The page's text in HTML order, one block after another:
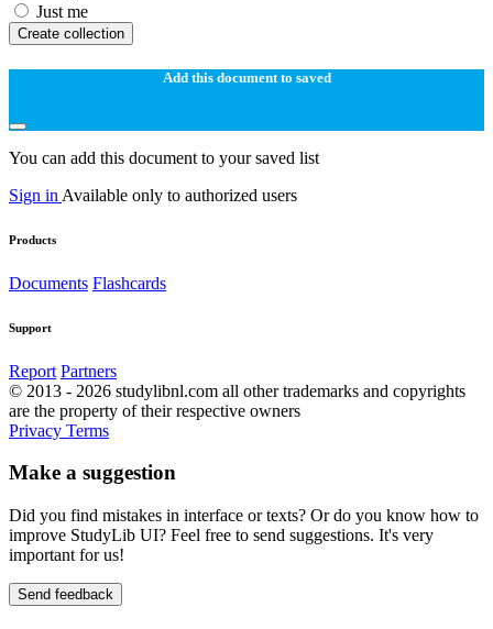
Just me
Create collection
Add this document to saved
You can add this document to your saved list
Sign in Available only to authorized users
Products
Documents Flashcards
Support
Report Partners
© 2013 - 2026 studylibnl.com all other trademarks and copyrights
are the property of their respective owners
Privacy Terms
Make a suggestion
Did you find mistakes in interface or texts? Or do you know how to
improve StudyLib UI? Feel free to send suggestions. It's very
important for us!
Send feedback